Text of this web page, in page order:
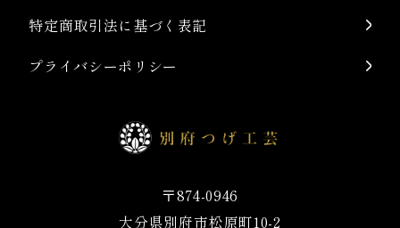
特定商取引法に基づく表記
プライバシーポリシー
〒874-0946
大分県別府市松原町10-2